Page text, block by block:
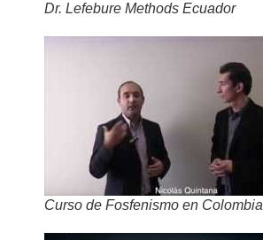
Dr. Lefebure Methods Ecuador
Curso de Fosfenismo en Colombia